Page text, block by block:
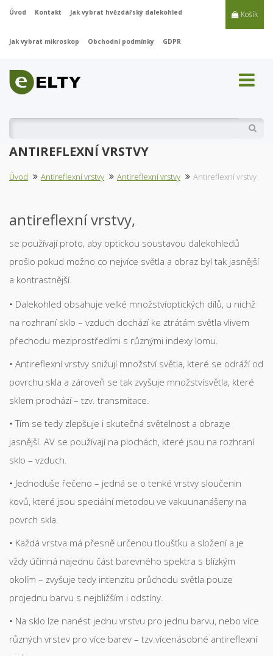
Košík
Úvod Kontakt Jak vybrat hvězdářský dalekohled
Jak vybrat mikroskop Obchodní podmínky GDPR
ANTIREFLEXNÍ VRSTVY
Úvod Antireflexní vrstvy Antireflexní vrstvy Antireflexní vrstvy
antireflexní vrstvy,
se používají proto, aby optickou soustavou dalekohledů
prošlo pokud možno co nejvíce světla a obraz byl tak jasnější
a kontrastnější.
Dalekohled obsahuje velké množstvíoptických dílů, u nichž
na rozhraní sklo – vzduch dochází ke ztrátám světla vlivem
přechodu meziprostředími s různými indexy lomu.
Antireflexní vrstvy snižují množství světla, které se odráží od
povrchu skla a zároveň se tak zvyšuje množstvísvětla, které
sklem prochází – tzv. transmitace.
Tím se tedy zlepšuje i skutečná světelnost a obrazje
jasnější. AV se používají na plochách, které jsou na rozhraní
sklo – vzduch.
Jednoduše řečeno – jedná se o tenké vrstvy sloučenin
kovů, které jsou speciální metodou ve vakuunanášeny na
povrch skla.
Každá vrstva má přesně určenou tloušťku a složení a je
vždy účinná najednu část barevného spektra s blízkým
okolím – zvyšuje tedy intenzitu průchodu světla pouze
projednu barvu s nejbližším i odstíny.
Na sklo lze nanést jednu vrstvu pro jednu barvu, nebo více
různých vrstev pro více barev – tzv.vícenásobné antireflexní